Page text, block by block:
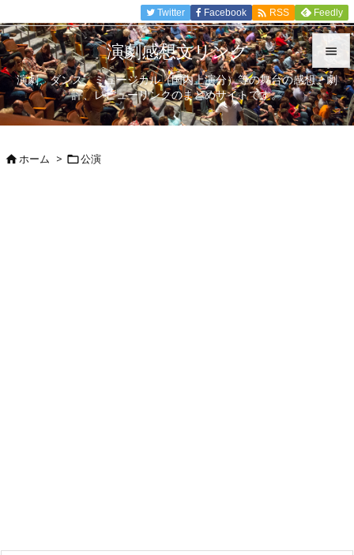


メニュ

Twitter Facebook  RSS Feedly
演劇感想文リンク
演劇、ダンス、ミュージカル（国内上演分）等の舞台の感想、劇
評、レビューリンクのまとめサイトです。
ホーム > 公演